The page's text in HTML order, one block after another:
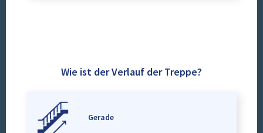
Wie ist der Verlauf der Treppe?
Gerade